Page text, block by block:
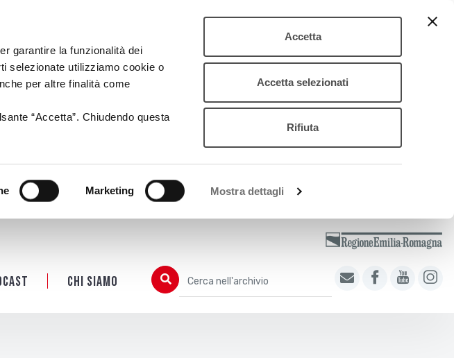
garantire la funzionalità dei
selezionate utilizziamo cookie o
per altre finalità come
“Accetta”. Chiudendo questa
Marketing Mostra dettagli
Accetta
Accetta selezionati
Rifiuta
Chi siamo Cerca
Cerca nell'archivio